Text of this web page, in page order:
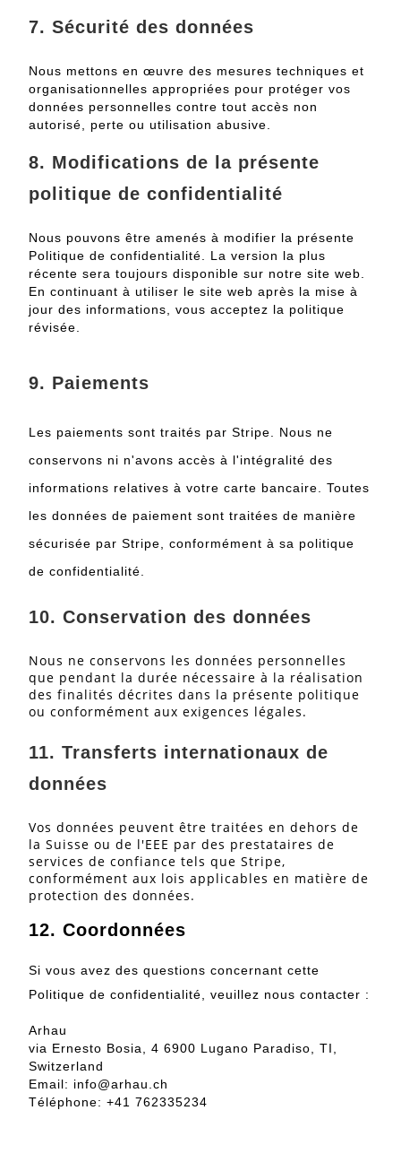
7. Sécurité des données
Nous mettons en œuvre des mesures techniques et
organisationnelles appropriées pour protéger vos
données personnelles contre tout accès non
autorisé, perte ou utilisation abusive.
8. Modifications de la présente
politique de confidentialité
Nous pouvons être amenés à modifier la présente
Politique de confidentialité. La version la plus
récente sera toujours disponible sur notre site web.
En continuant à utiliser le site web après la mise à
jour des informations, vous acceptez la politique
révisée.
9. Paiements
Les paiements sont traités par Stripe. Nous ne
conservons ni n'avons accès à l'intégralité des
informations relatives à votre carte bancaire. Toutes
les données de paiement sont traitées de manière
sécurisée par Stripe, conformément à sa politique
de confidentialité.
10.Conservation des données
Nous ne conservons les données personnelles
que pendant la durée nécessaire à la réalisation
des finalités décrites dans la présente politique
ou conformément aux exigences légales.
11.Transferts internationaux de
données
Vos données peuvent être traitées en dehors de
la Suisse ou de l'EEE par des prestataires de
services de confiance tels que Stripe,
conformément aux lois applicables en matière de
protection des données.
12. Coordonnées
Si vous avez des questions concernant cette
Politique de confidentialité, veuillez nous contacter :
Arhau
via Ernesto Bosia, 4 6900 Lugano Paradiso, TI,
Switzerland
Email: info@arhau.ch
Téléphone: +41 762335234